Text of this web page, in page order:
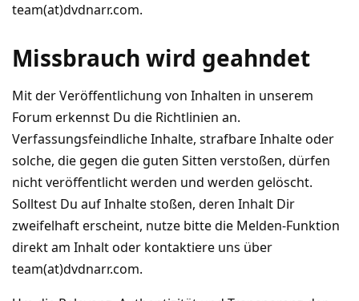
team(at)dvdnarr.com.
Missbrauch wird geahndet
Mit der Veröffentlichung von Inhalten in unserem
Forum erkennst Du die Richtlinien an.
Verfassungsfeindliche Inhalte, strafbare Inhalte oder
solche, die gegen die guten Sitten verstoßen, dürfen
nicht veröffentlicht werden und werden gelöscht.
Solltest Du auf Inhalte stoßen, deren Inhalt Dir
zweifelhaft erscheint, nutze bitte die Melden-Funktion
direkt am Inhalt oder kontaktiere uns über
team(at)dvdnarr.com.